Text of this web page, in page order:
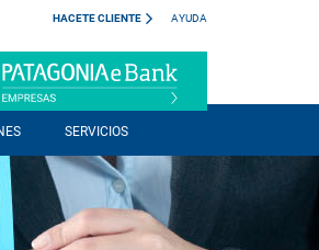
HACETE CLIENTE AYUDA
SERVICIOS